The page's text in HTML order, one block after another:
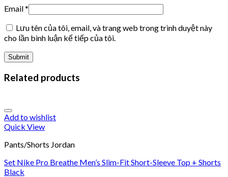
Email*
Lưu tên của tôi, email, và trang web trong trình duyệt này
cho lần bình luận kế tiếp của tôi.
Related products
Add to wishlist
Quick View
Pants/Shorts Jordan
Set Nike Pro Breathe Men’s Slim-Fit Short-Sleeve Top + Shorts
Black